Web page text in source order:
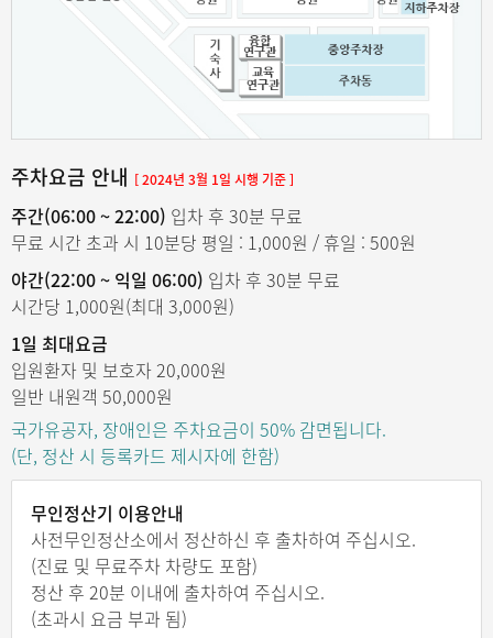
주차요금 안내 [ 2024년 3월 1일 시행 기준 ]
주간(06:00 ~ 22:00) 입차 후 30분 무료
무료 시간 초과 시 10분당 평일 : 1,000원 / 휴일 : 500원
야간(22:00 ~ 익일 06:00) 입차 후 30분 무료
시간당 1,000원(최대 3,000원)
1일 최대요금
입원환자 및 보호자 20,000원
일반 내원객 50,000원
국가유공자, 장애인은 주차요금이 50% 감면됩니다.
(단, 정산 시 등록카드 제시자에 한함)
무인정산기 이용안내
사전무인정산소에서 정산하신 후 출차하여 주십시오.
(진료 및 무료주차 차량도 포함)
정산 후 20분 이내에 출차하여 주십시오.
(초과시 요금 부과 됨)